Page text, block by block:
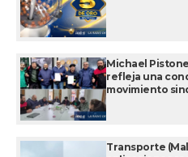
Michael
refleja una
movimiento
Transporte